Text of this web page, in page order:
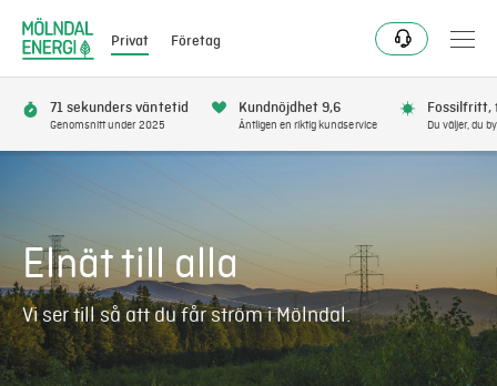
Privat Företag
Flytta
Förnya
Se avbrott
71 sekunders väntetid
Genomsnitt under 2025
Kundnöjdhet 9,6
Äntligen en riktig kundservice
Fossilfritt,
Du väljer, du
Elnät till alla
Vi ser till så att du får ström i Mölndal.